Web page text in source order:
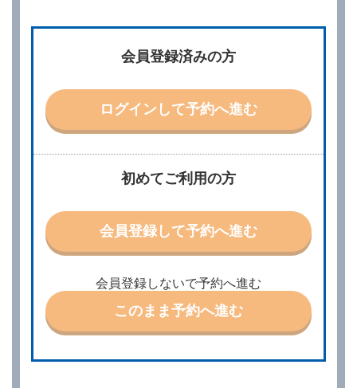
別に定める料金表等に同意のうえ、別に定める方法に
他の借受条件（以下「借受条件」といいます。）を明
示して予約の申込みを行うことができます。なお、当
社は、電話連絡並びに電子メールによる予約に応じま
責任を負わないものとします。
当社は、借受人から予約の申込みがあったときは、原
則として、当社の保有するレンタカーの範囲内で予約
特に認める場合を除き、別に定める予約申込金を支払
うものとします。
第３条（予約の変更）
借受人は、前条第１項の借受条件を変更しようとする
ときは、あらかじめ当社の承諾を受けなければならな
いものとします。
第４条（予約の取消し等）
ができます。
初めてご利用の方
会員登録して予約へ進む
会員登録しないで予約へ進む
このまま予約へ進む
会員登録済みの方
ログインして予約へ進む